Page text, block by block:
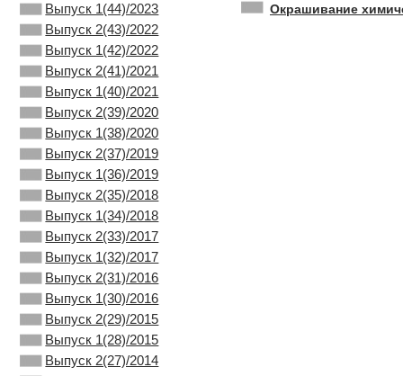
Выпуск 1(44)/2023
Выпуск 2(43)/2022
Выпуск 1(42)/2022
Выпуск 2(41)/2021
Выпуск 1(40)/2021
Выпуск 2(39)/2020
Выпуск 1(38)/2020
Выпуск 2(37)/2019
Выпуск 1(36)/2019
Выпуск 2(35)/2018
Выпуск 1(34)/2018
Выпуск 2(33)/2017
Выпуск 1(32)/2017
Выпуск 2(31)/2016
Выпуск 1(30)/2016
Выпуск 2(29)/2015
Выпуск 1(28)/2015
Выпуск 2(27)/2014
Окрашивание